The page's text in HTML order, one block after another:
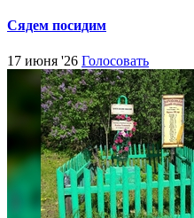
Сядем посидим
17 июня '26 Голосовать